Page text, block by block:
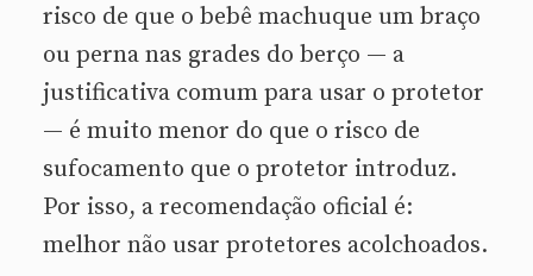
risco de que o bebê machuque um braço
ou perna nas grades do berço — a
justificativa comum para usar o protetor
— é muito menor do que o risco de
sufocamento que o protetor introduz.
Por isso, a recomendação oficial é:
melhor não usar protetores acolchoados.